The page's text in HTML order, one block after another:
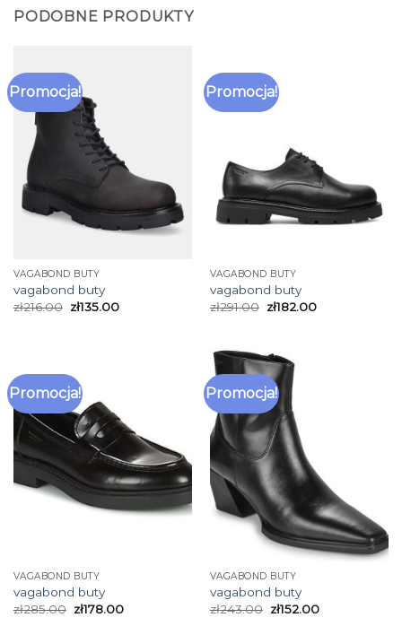
PODOBNE PRODUKTY
Promocja!
VAGABOND BUTY
vagabond buty
zł216.00 zł135.00
Promocja!
VAGABOND BUTY
vagabond buty
zł291.00 zł182.00
Promocja!
VAGABOND BUTY
vagabond buty
zł285.00 zł178.00
Promocja!
VAGABOND BUTY
vagabond buty
zł243.00 zł152.00